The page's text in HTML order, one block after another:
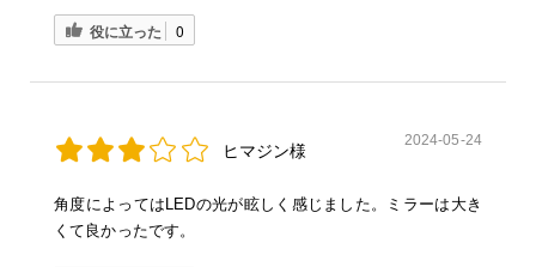
役に立った 0
ヒマジン様
2024-05-24
角度によってはLEDの光が眩しく感じました。ミラーは大き
くて良かったです。